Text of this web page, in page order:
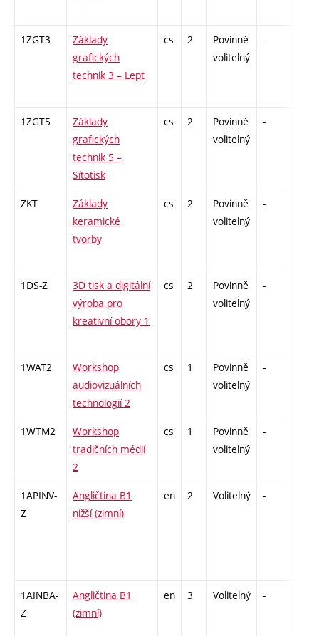
1ZGT3
Základy
grafických
technik 3 – Lept
cs 2
Povinně
volitelný
-
1ZGT5
Základy
grafických
technik 5 –
Sítotisk
cs 2
Povinně
volitelný
-
ZKT
Základy
keramické
tvorby
cs 2
Povinně
volitelný
-
1DS-Z
3D tisk a digitální
výroba pro
kreativní obory 1
cs 2
Povinně
volitelný
-
1WAT2
Workshop
audiovizuálních
technologií 2
cs 1
Povinně
volitelný
-
1WTM2
Workshop
tradičních médií
2
cs 1
Povinně
volitelný
-
1APINV-
Z
Angličtina B1
nižší (zimní)
en 2 Volitelný -
1AINBA-
Z
Angličtina B1
(zimní)
en 3 Volitelný -